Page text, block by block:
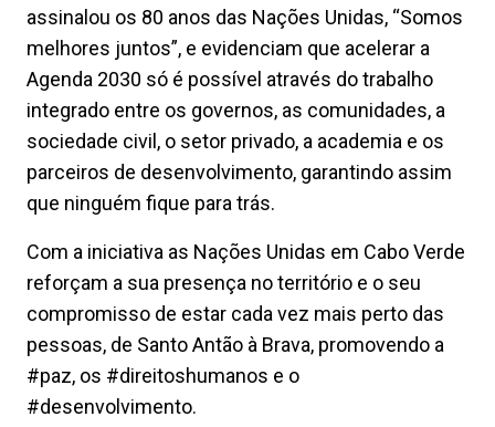
assinalou os 80 anos das Nações Unidas, “Somos
melhores juntos”, e evidenciam que acelerar a
Agenda 2030 só é possível através do trabalho
integrado entre os governos, as comunidades, a
sociedade civil, o setor privado, a academia e os
parceiros de desenvolvimento, garantindo assim
que ninguém fique para trás.
Com a iniciativa as Nações Unidas em Cabo Verde
reforçam a sua presença no território e o seu
compromisso de estar cada vez mais perto das
pessoas, de Santo Antão à Brava, promovendo a
#paz, os #direitoshumanos e o
#desenvolvimento.